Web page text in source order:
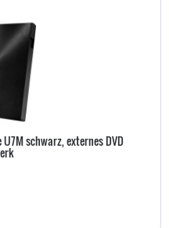
schwarz, externes DVD